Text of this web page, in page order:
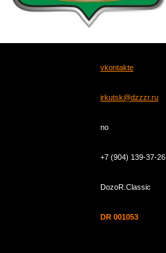
vkontakte
irkutsk@dzzzr.ru
no
+7 (904) 139-37-26
DozoR.Classic
DR 001053